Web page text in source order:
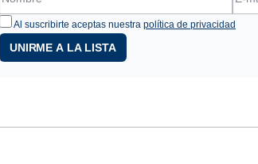
Al suscribirte aceptas nuestra política de privacidad
UNIRME A LA LISTA